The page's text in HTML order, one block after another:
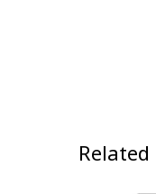
Related